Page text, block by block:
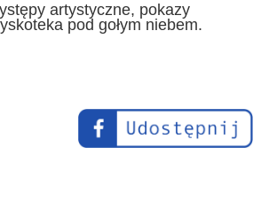
artystyczne, pokazy
pod gołym niebem.